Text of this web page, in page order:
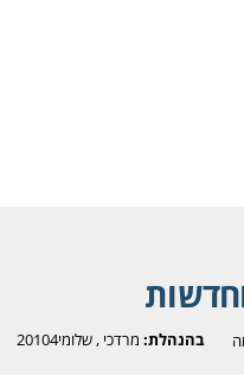
בהנהלת: מרדכי ,שלומי20104